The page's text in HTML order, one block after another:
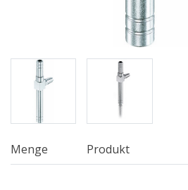
Menge Produkt